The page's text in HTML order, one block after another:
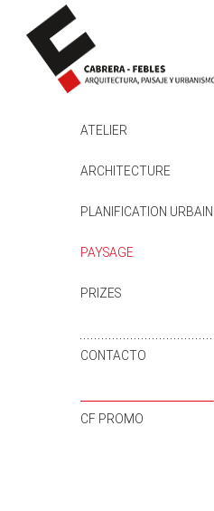
SKIP TO CONTENT
ATELIER
ARCHITECTURE
PLANIFICATION
PAYSAGE
PRIZES
CONTACTO
CF PROMO